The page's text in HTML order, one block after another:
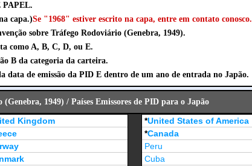
PAPEL.
capa.)Se "1968" estiver escrito na capa, entre em contato conosco.
sobre Tráfego Rodoviário (Genebra, 1949).
como A, B, C, D, ou E.
B da categoria da carteira.
data de emissão da PID E dentro de um ano de entrada no Japão.
1949) / Países Emissores de PID para o Japão
Kingdom
*United States of America
*Canada
Peru
Cuba